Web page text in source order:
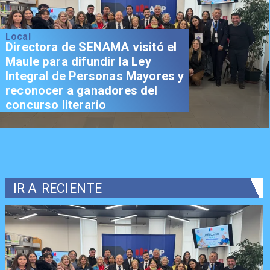
Local
Directora de SENAMA visitó el
Maule para difundir la Ley
Integral de Personas Mayores y
reconocer a ganadores del
concurso literario
IR A RECIENTE